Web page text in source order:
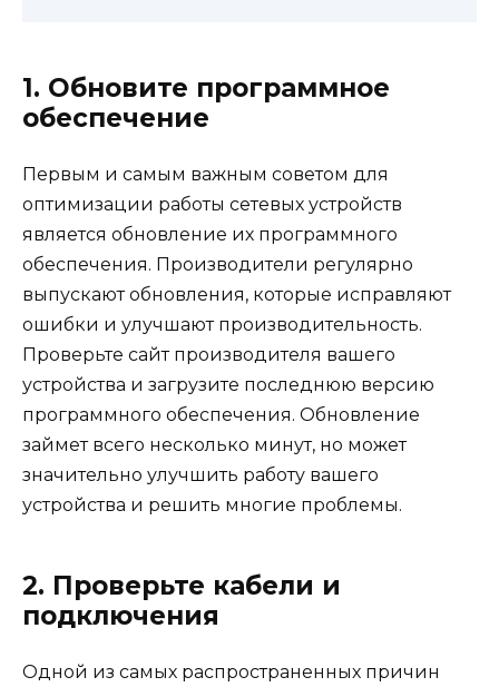
1. Обновите программное
обеспечение
Первым и самым важным советом для
оптимизации работы сетевых устройств
является обновление их программного
обеспечения. Производители регулярно
выпускают обновления, которые исправляют
ошибки и улучшают производительность.
Проверьте сайт производителя вашего
устройства и загрузите последнюю версию
программного обеспечения. Обновление
займет всего несколько минут, но может
значительно улучшить работу вашего
устройства и решить многие проблемы.
2. Проверьте кабели и
подключения
Одной из самых распространенных причин